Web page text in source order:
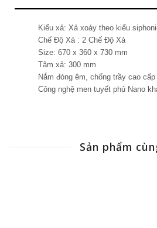
Kiểu xả: Xả xoáy theo kiểu
Chế Độ Xả : 2 Chế Độ Xả
Size: 670 x 360 x 730 mm
Tâm xả: 300 mm
Nắm đóng êm, chống trầy cao cấp
Công nghệ men tuyết phủ Nano
Sản phẩm